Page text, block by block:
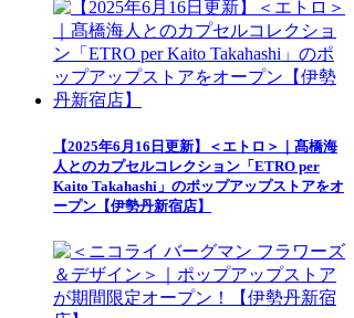
【2025年6月16日更新】＜エトロ＞｜髙橋海
人とのカプセルコレクション「ETRO per
Kaito Takahashi」のポップアップストアをオ
ープン【伊勢丹新宿店】